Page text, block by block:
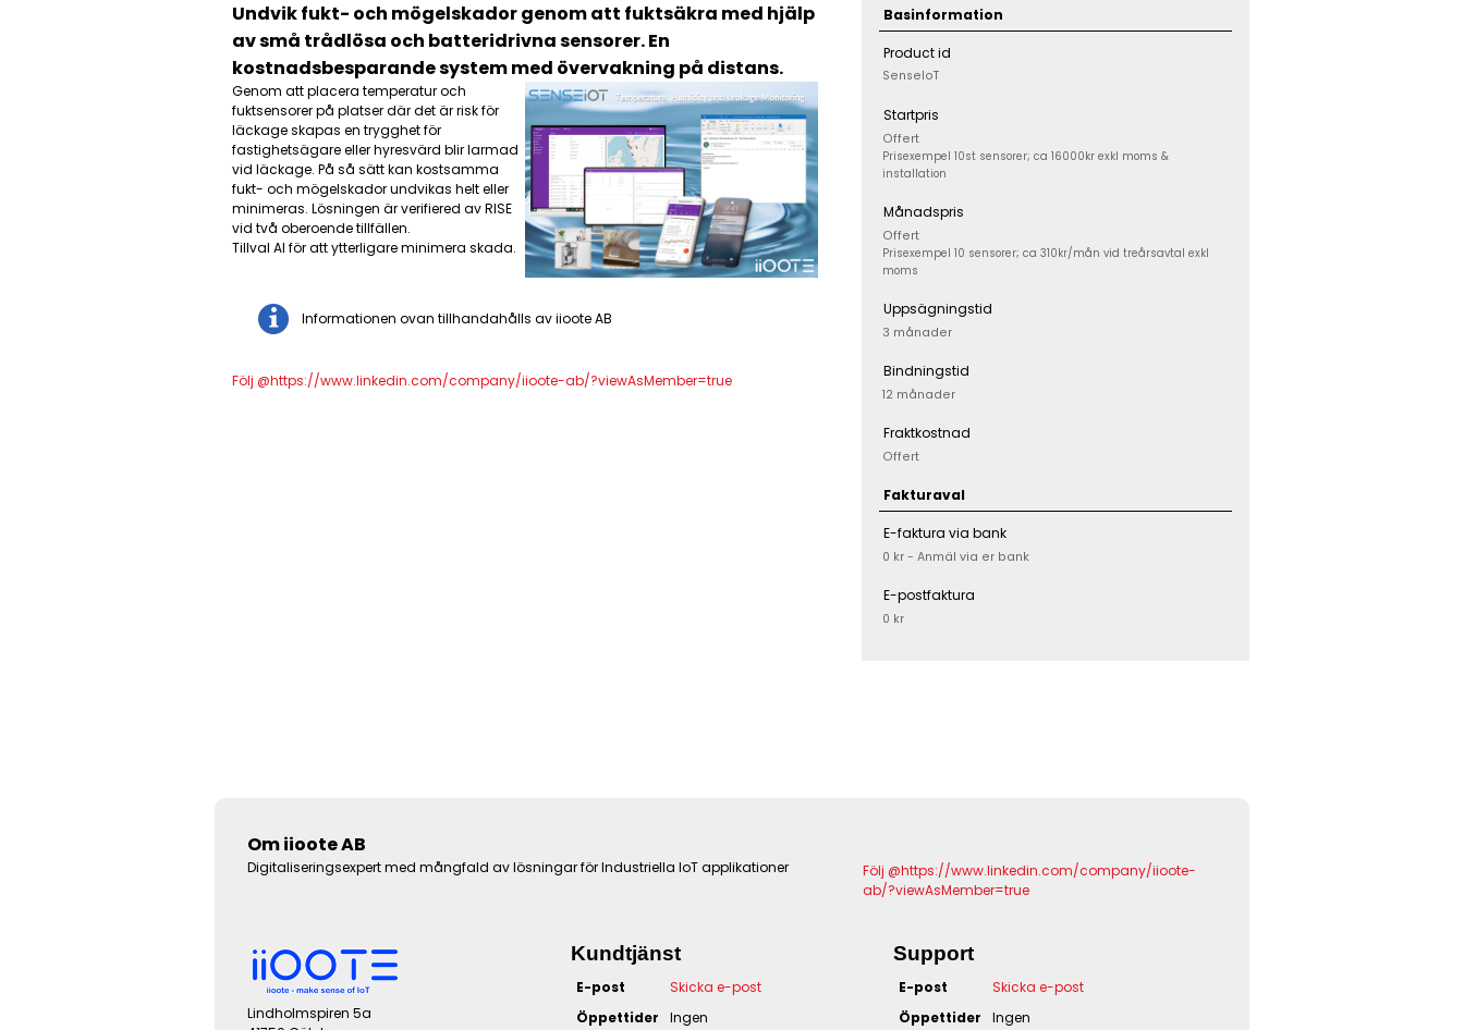
Undvik fukt- och mögelskador genom att fuktsäkra med hjälp
av små trådlösa och batteridrivna sensorer. En
kostnadsbesparande system med övervakning på distans.
Genom att placera temperatur och
fuktsensorer på platser där det är risk för
läckage skapas en trygghet för
fastighetsägare eller hyresvärd blir larmad
vid läckage. På så sätt kan kostsamma
fukt- och mögelskador undvikas helt eller
minimeras. Lösningen är verifiered av RISE
vid två oberoende tillfällen.
Tillval AI för att ytterligare minimera skada.
Informationen ovan tillhandahålls av iioote AB
Följ @https://www.linkedin.com/company/iioote-ab/?viewAsMember=true
Basinformation
Product id
SenseIoT
Startpris
Offert
Prisexempel 10st sensorer; ca 16000kr exkl moms &
installation
Månadspris
Offert
Prisexempel 10 sensorer; ca 310kr/mån vid treårsavtal exkl
moms
Uppsägningstid
3 månader
Bindningstid
12 månader
Fraktkostnad
Offert
Fakturaval
E-faktura via bank
0 kr - Anmäl via er bank
E-postfaktura
0 kr
Följ @https://www.linkedin.com/company/iioote-
ab/?viewAsMember=true
Om iioote AB
Digitaliseringsexpert med mångfald av lösningar för Industriella IoT applikationer
Lindholmspiren 5a
Kundtjänst
E-post
Skicka e-post
Öppettider
Ingen
Support
E-post
Skicka e-post
Öppettider
Ingen